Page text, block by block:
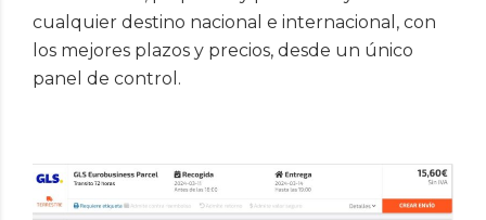
cualquier destino nacional e internacional, con
los mejores plazos y precios, desde un único
panel de control.